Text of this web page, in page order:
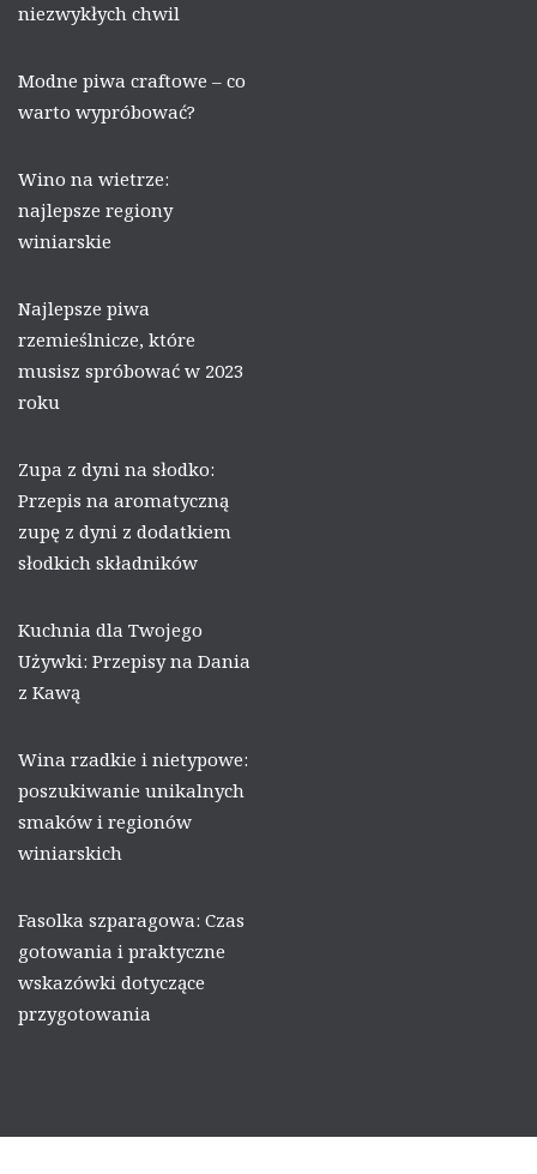
niezwykłych chwil
Modne piwa craftowe – co
warto wypróbować?
Wino na wietrze:
najlepsze regiony
winiarskie
Najlepsze piwa
rzemieślnicze, które
musisz spróbować w 2023
roku
Zupa z dyni na słodko:
Przepis na aromatyczną
zupę z dyni z dodatkiem
słodkich składników
Kuchnia dla Twojego
Używki: Przepisy na Dania
z Kawą
Wina rzadkie i nietypowe:
poszukiwanie unikalnych
smaków i regionów
winiarskich
Fasolka szparagowa: Czas
gotowania i praktyczne
wskazówki dotyczące
przygotowania